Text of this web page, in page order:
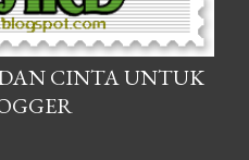
CINTA UNTUK